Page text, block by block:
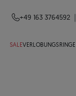
+49 163 3764592
SALEVERLOBUNGSRINGE